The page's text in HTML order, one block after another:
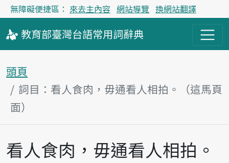
無障礙便捷區： 來去主內容 網站導覽 換網站翻譯
教育部臺灣台語常用詞辭典
頭頁
詞目：看人食肉，毋通看人相拍。（這馬頁
面）
主內容區
看人食肉，毋通看人相拍。